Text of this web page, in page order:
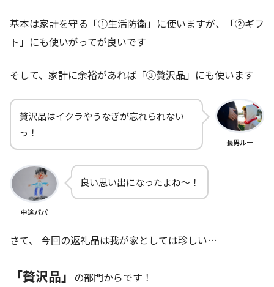
基本は家計を守る「①生活防衛」に使いますが、「②ギフ
ト」にも使いがってが良いです
そして、家計に余裕があれば「③贅沢品」にも使います
贅沢品はイクラやうなぎが忘れられない
っ！
長男ルー
中途パパ
良い思い出になったよね～！
さて、 今回の返礼品は我が家としては珍しい…
「贅沢品」 の部門からです！